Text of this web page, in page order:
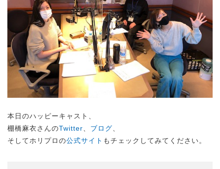
本日のハッピーキャスト、
棚橋麻衣さんのTwitter ブログ
そしてホリプロの公式サイト もチェックしてみてください。